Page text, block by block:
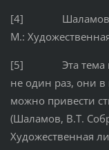
[4] Шаламов
М.:
[5] Эта тема
не один раз, они
можно привести
(Шаламов, В.Т.
Художественная